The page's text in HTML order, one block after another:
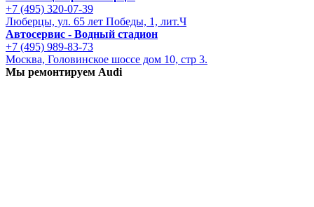
+7 (495) 320-07-39
Люберцы, ул. 65 лет Победы, 1, лит.Ч
Автосервис - Водный стадион
+7 (495) 989-83-73
Москва, Головинское шоссе дом 10, стр 3.
Мы ремонтируем Audi